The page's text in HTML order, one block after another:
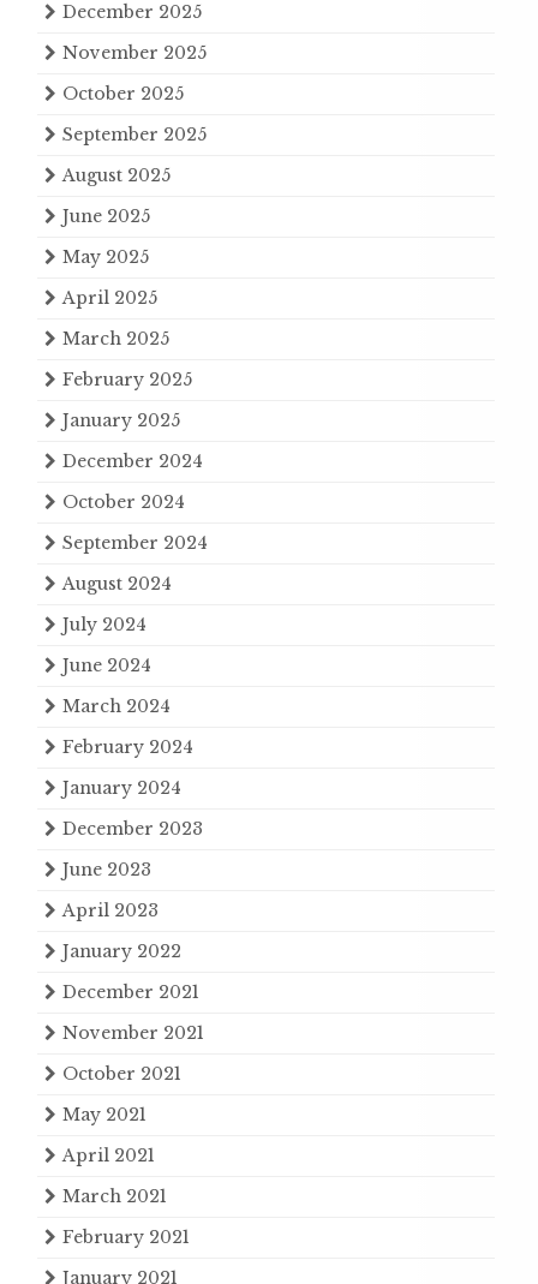
December 2025
November 2025
October 2025
September 2025
August 2025
June 2025
May 2025
April 2025
March 2025
February 2025
January 2025
December 2024
October 2024
September 2024
August 2024
July 2024
June 2024
March 2024
February 2024
January 2024
December 2023
June 2023
April 2023
January 2022
December 2021
November 2021
October 2021
May 2021
April 2021
March 2021
February 2021
January 2021